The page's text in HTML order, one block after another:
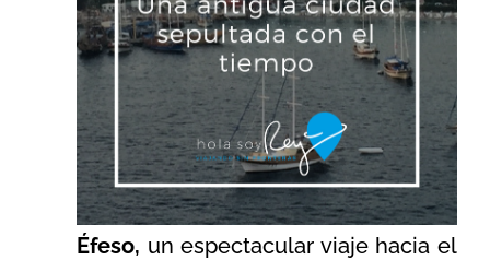
Éfeso, un espectacular viaje hacia el